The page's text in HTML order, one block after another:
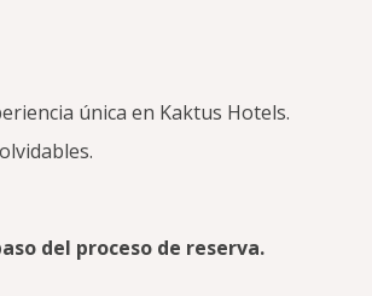
única en Kaktus Hotels.
del proceso de reserva.